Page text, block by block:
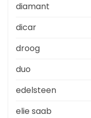
diamant
dicar
droog
duo
edelsteen
elie saab